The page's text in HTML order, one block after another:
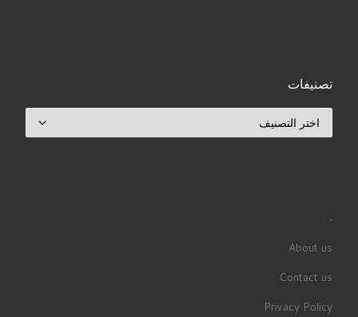
تصنيفات
.
About us
Contact us
Privacy Policy